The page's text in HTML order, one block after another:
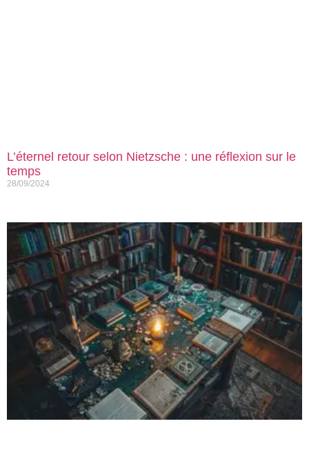
L’éternel retour selon Nietzsche : une réflexion sur le
temps
28/09/2024